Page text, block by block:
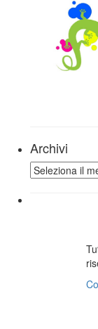
Archivi
Archivi